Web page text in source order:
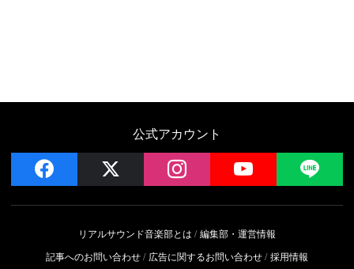
公式アカウント
facebook instagram YouTube
リアルサウンド音楽部とは
編集部・運営情報
記事へのお問い合わせ
広告に関するお問い合わせ 採用情報